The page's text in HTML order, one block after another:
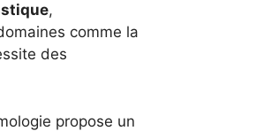
,
comme la
des
propose un